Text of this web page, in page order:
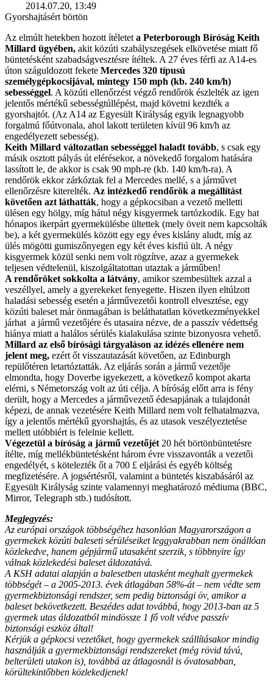
2014.07.20, 13:49
Gyorshajtásért börtön
Az elmúlt hetekben hozott ítéletet a Peterborough Bíróság Keith
Millard ügyében, akit közúti szabályszegések elkövetése miatt fő
büntetésként szabadságvesztésre ítéltek. A 27 éves férfi az A14-es
úton száguldozott fekete Mercedes 320 típusú
személygépkocsijával, mintegy 150 mph (kb. 240 km/h)
sebességgel. A közúti ellenőrzést végző rendőrök észlelték az igen
jelentős mértékű sebességtúllépést, majd követni kezdték a
gyorshajtót. (Az A14 az Egyesült Királyság egyik legnagyobb
forgalmú főútvonala, ahol lakott területen kívül 96 km/h az
engedélyezett sebesség).
Keith Millard változatlan sebességgel haladt tovább, s csak egy
másik osztott pályás út elérésekor, a növekedő forgalom hatására
lassított le, de akkor is csak 90 mph-re (kb. 140 km/h-ra). A
rendőrök ekkor zárkóztak fel a Mercedes mellé, s a járművet
ellenőrzésre kiterelték. Az intézkedő rendőrök a megállítást
követően azt láthatták, hogy a gépkocsiban a vezető melletti
ülésen egy hölgy, míg hátul négy kisgyermek tartózkodik. Egy hat
hónapos ikerpárt gyermekülésbe ültettek (mely öveit nem kapcsolták
be), a két gyermekülés között egy egy éves kislány aludt, míg az
ülés mögötti gumiszőnyegen egy két éves kisfiú ült. A négy
kisgyermek közül senki nem volt rögzítve, azaz a gyermekek
teljesen védtelenül, kiszolgáltatottan utaztak a járműben!
A rendőröket sokkolta a látvány, amikor szembesültek azzal a
veszéllyel, amely a gyerekeket fenyegette. Hiszen ilyen eltúlzott
haladási sebesség esetén a járművezetői kontroll elvesztése, egy
közúti baleset már önmagában is beláthatatlan következményekkel
járhat a jármű vezetőjére és utasaira nézve, de a passzív védettség
hiánya miatt a halálos sérülés kialakulása szinte bizonyosra vehető.
Millard az első bírósági tárgyaláson az idézés ellenére nem
jelent meg, ezért őt visszautazását követően, az Edinburgh
repülőtéren letartóztatták. Az eljárás során a jármű vezetője
elmondta, hogy Doverbe igyekezett, a következő kompot akarta
elérni, s Németország volt az úti célja. A bíróság előtt arra is fény
derült, hogy a Mercedes a járművezető édesapjának a tulajdonát
képezi, de annak vezetésére Keith Millard nem volt felhatalmazva,
így a jelentős mértékű gyorshajtás, és az utasok veszélyeztetése
mellett utóbbiért is felelnie kellett.
Végezetül a bíróság a jármű vezetőjét 20 hét börtönbüntetésre
ítélte, míg mellékbüntetésként három évre visszavonták a vezetői
engedélyét, s kötelezték őt a 700 £ eljárási és egyéb költség
megfizetésére. A jogsértésről, valamint a büntetés kiszabásáról az
Egyesült Királyság szinte valamennyi meghatározó médiuma (BBC,
Mirror, Telegraph stb.) tudósított.
Megjegyzés:
Az európai országok többségéhez hasonlóan Magyarországon a
gyermekek közúti baleseti sérüléseiket leggyakrabban nem önállóan
közlekedve, hanem gépjármű utasaként szerzik, s többnyire így
válnak közlekedési baleset áldozatává.
A KSH adatai alapján a balesetben utasként meghalt gyermekek
többségét – a 2005-2013. évek átlagában 58%-át – nem védte sem
gyermekbiztonsági rendszer, sem pedig biztonsági öv, amikor a
baleset bekövetkezett. Beszédes adat továbbá, hogy 2013-ban az 5
gyermek utas áldozatból mindössze 1 fő volt védve passzív
biztonsági eszköz által!
Kérjük a gépkocsi vezetőket, hogy gyermekek szállításakor mindig
használják a gyermekbiztonsági rendszereket (még rövid távú,
belterületi utakon is), továbbá az átlagosnál is óvatosabban,
körültekintőbben közlekedjenek!